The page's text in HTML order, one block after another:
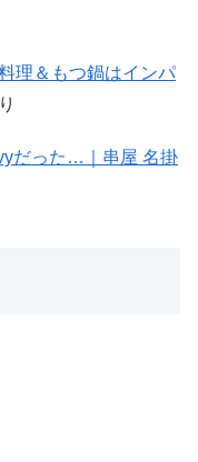
理＆もつ鍋はインパ
だった…｜串屋 名掛